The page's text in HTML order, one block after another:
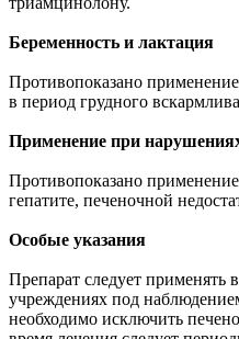
Беременность и лактация
Противопоказано
в период грудного
Применение при
Противопоказано
гепатите, печеночной
Особые указания
Препарат следует применять
учреждениях под
необходимо исключить